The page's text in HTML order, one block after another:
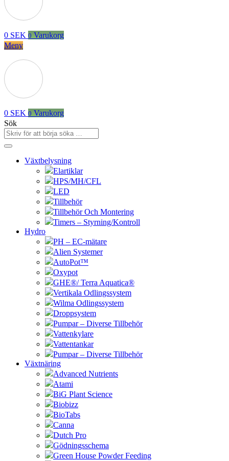
0 SEK 0 Varukorg
Meny
0 SEK 0 Varukorg
Sök
Växtbelysning
Elartiklar
HPS/MH/CFL
LED
Tillbehör
Tillbehör Och Montering
Timers – Styrning/Kontroll
Hydro
PH – EC-mätare
Alien Systemer
AutoPot™
Oxypot
GHE®/ Terra Aquatica®
Vertikala Odlingssystem
Wilma Odlingssystem
Droppsystem
Pumpar – Diverse Tillbehör
Vattenkylare
Vattentankar
Pumpar – Diverse Tillbehör
Växtnäring
Advanced Nutrients
Atami
BiG Plant Science
Biobizz
BioTabs
Canna
Dutch Pro
Gödningsschema
Green House Powder Feeding